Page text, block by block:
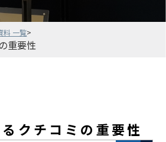
料 一覧>
重要性
クチコミの重要性